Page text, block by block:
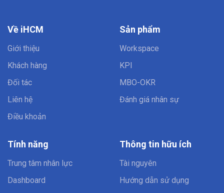
Về iHCM
Giới thiệu
Khách hàng
Đối tác
Liên hệ
Điều khoản
Sản phẩm
Workspace
KPI
MBO-OKR
Đánh giá nhân sự
Tính năng
Trung tâm nhân lực
Dashboard
Thông tin hữu ích
Tài nguyên
Hướng dẫn sử dụng